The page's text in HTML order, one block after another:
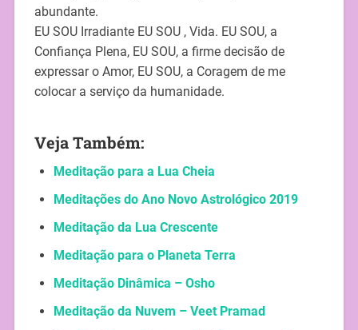
abundante.
EU SOU Irradiante EU SOU , Vida. EU SOU, a
Confiança Plena, EU SOU, a firme decisão de
expressar o Amor, EU SOU, a Coragem de me
colocar a serviço da humanidade.
Veja Também:
Meditação para a Lua Cheia
Meditações do Ano Novo Astrológico 2019
Meditação da Lua Crescente
Meditação para o Planeta Terra
Meditação Dinâmica – Osho
Meditação da Nuvem – Veet Pramad